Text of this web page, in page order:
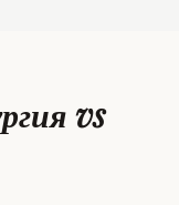
vs